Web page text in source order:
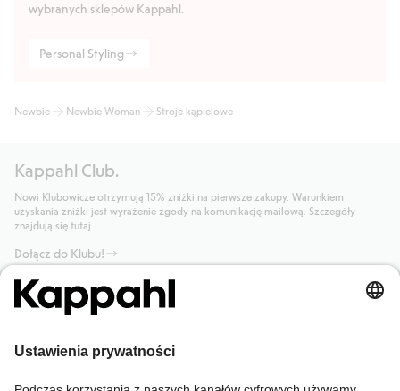
wybranych sklepów Kappahl.
Personal Styling
Newbie Newbie Woman Stroje kąpielowe
Kappahl Club.
Nowi Klubowicze otrzymują 15% zniżki na pierwsze zakupy. Warunkiem
uzyskania zniżki jest wyrażenie zgody na komunikację mailową. Szczegóły
znajdują się tutaj.
Dołącz do Klubu!